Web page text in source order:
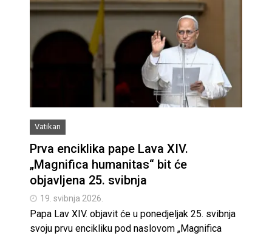
Vatikan
Prva enciklika pape Lava XIV.
„Magnifica humanitas“ bit će
objavljena 25. svibnja
19. svibnja 2026.
Papa Lav XIV. objavit će u ponedjeljak 25. svibnja
svoju prvu encikliku pod naslovom „Magnifica